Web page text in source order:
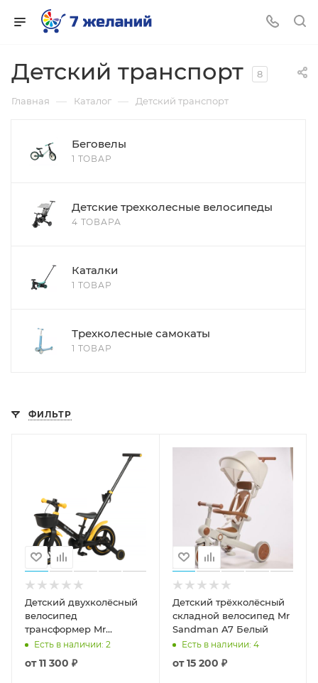
Детский транспорт 8
Главная — Каталог — Детский транспорт
Беговелы
1 ТОВАР
Детские трехколесные велосипеды
4 ТОВАРА
Каталки
1 ТОВАР
Трехколесные самокаты
1 ТОВАР
ФИЛЬТР
Детский двухколёсный
велосипед
трансформер Mr
Sandman Черный/
Есть в наличии: 2
от11 300 ₽
Детский трёхколёсный
складной велосипед Mr
Sandman A7 Белый
Есть в наличии: 4
от15 200 ₽